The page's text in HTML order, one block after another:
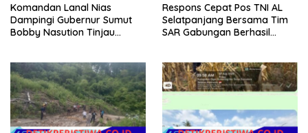
Komandan Lanal Nias
Dampingi Gubernur Sumut
Bobby Nasution Tinjau
Nias Utara
Respons Cepat Pos TNI AL
Selatpanjang Bersama Tim
SAR Gabungan Berhasil
Mengkikip Kepulauan Meranti